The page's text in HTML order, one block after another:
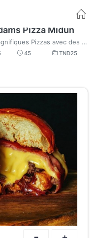
Pizza Midun
Magnifiques Pizzas avec des délicieux ingrédients et délicieux Burgers
45 TND25